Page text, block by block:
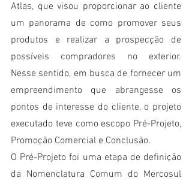
Atlas, que visou proporcionar ao cliente
um panorama de como promover seus
produtos e realizar a prospecção de
possíveis compradores no exterior.
Nesse sentido, em busca de fornecer um
empreendimento que abrangesse os
pontos de interesse do cliente, o projeto
executado teve como escopo Pré-Projeto,
Promoção Comercial e Conclusão.
O Pré-Projeto foi uma etapa de definição
da Nomenclatura Comum do Mercosul